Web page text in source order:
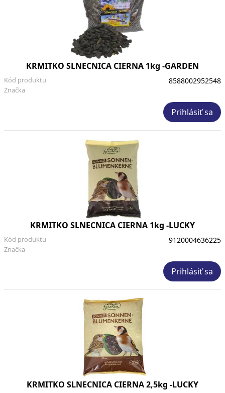
KRMITKO SLNECNICA CIERNA 1kg -GARDEN
Značka
Kód produktu 8588002952548
Prihlásiť sa
KRMITKO SLNECNICA CIERNA 1kg -LUCKY
Značka
Kód produktu 9120004636225
Prihlásiť sa
KRMITKO SLNECNICA CIERNA 2,5kg -LUCKY